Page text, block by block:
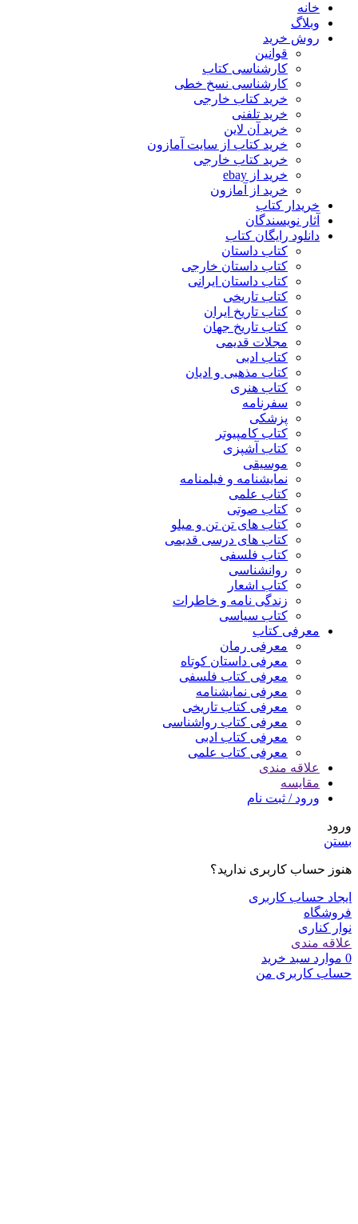
خانه
وبلاگ
روش خرید
قوانین
کارشناسی کتاب
کارشناسی نسخ خطی
خرید کتاب خارجی
خرید تلفنی
خرید آن لاین
خرید کتاب از سایت آمازون
خرید کتاب خارجی
خرید از ebay
خرید از آمازون
خریدار کتاب
آثار نویسندگان
دانلود رایگان کتاب
کتاب داستان
کتاب داستان خارجی
کتاب داستان ایرانی
کتاب تاریخی
کتاب تاریخ ایران
کتاب تاریخ جهان
مجلات قدیمی
کتاب ادبی
کتاب مذهبی و ادیان
کتاب هنری
سفرنامه
پزشکی
کتاب کامپیوتر
کتاب آشپزی
موسیقی
نمایشنامه و فیلمنامه
کتاب علمی
کتاب صوتی
کتاب های تن تن و میلو
کتاب های درسی قدیمی
کتاب فلسفی
روانشناسی
کتاب اشعار
زندگی نامه و خاطرات
کتاب سیاسی
معرفی کتاب
معرفی رمان
معرفی داستان کوتاه
معرفی کتاب فلسفی
معرفی نمایشنامه
معرفی کتاب تاریخی
معرفی کتاب رواشناسی
معرفی کتاب ادبی
معرفی کتاب علمی
علاقه مندی
مقایسه
ورود / ثبت نام
ورود
بستن
هنوز حساب کاربری ندارید؟
ایجاد حساب کاربری
فروشگاه
نوار کناری
علاقه مندی
0 موارد سبد خرید
حساب کاربری من